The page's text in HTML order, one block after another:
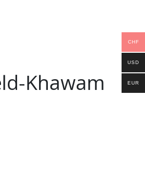
Khawamici
CHF
USD
EUR